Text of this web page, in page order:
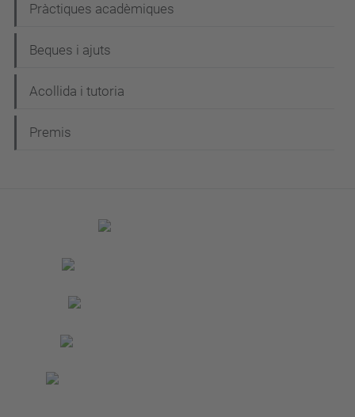
Pràctiques acadèmiques
Beques i ajuts
Acollida i tutoria
Premis